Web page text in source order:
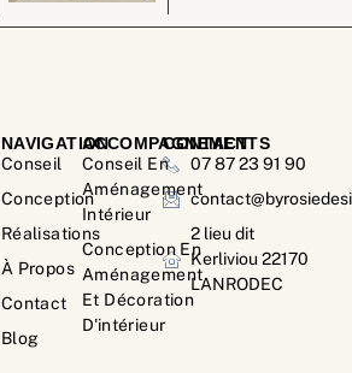
ACCOMPAGNEMENTS
Conseil En
Aménagement
Intérieur
Conception En
Aménagement
Et Décoration
D'intérieur
NAVIGATION
Conseil
Conception
Réalisations
À Propos
Contact
Blog
CONTACT
07 87 23 91 90
2 lieu dit
Kerliviou 22170
LANRODEC